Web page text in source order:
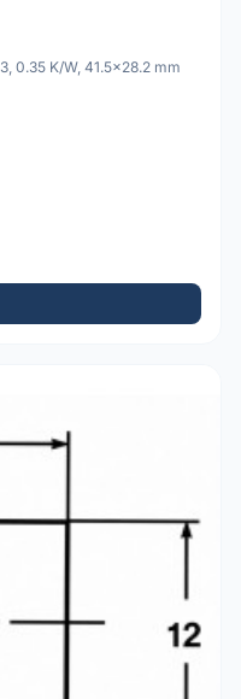
0.35 K/W, 41.5x28.2 mm